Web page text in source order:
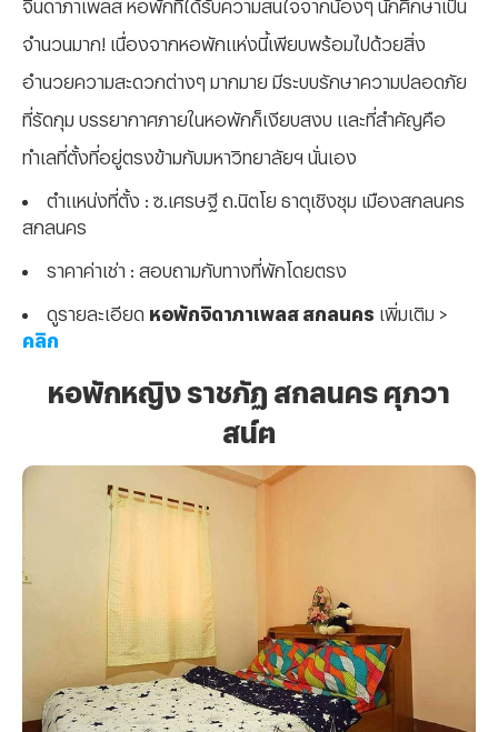
จินดาภาเพลส หอพักที่ได้รับความสนใจจากน้องๆ นักศึกษาเป็น
จำนวนมาก! เนื่องจากหอพักแห่งนี้เพียบพร้อมไปด้วยสิ่ง
อำนวยความสะดวกต่างๆ มากมาย มีระบบรักษาความปลอดภัย
ที่รัดกุม บรรยากาศภายในหอพักก็เงียบสงบ และที่สำคัญคือ
ทำเลที่ตั้งที่อยู่ตรงข้ามกับมหาวิทยาลัยฯ นั่นเอง
ตำแหน่งที่ตั้ง : ซ.เศรษฐี ถ.นิตโย ธาตุเชิงชุม เมืองสกลนคร
สกลนคร
ราคาค่าเช่า : สอบถามกับทางที่พักโดยตรง
ดูรายละเอียด หอพักจิดาภาเพลส สกลนคร เพิ่มเติม >
คลิก
หอพักหญิง ราชภัฏ สกลนคร ศุภวา
สน์ฅ